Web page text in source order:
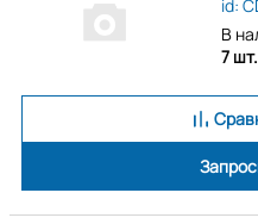
id:
В
7 шт.